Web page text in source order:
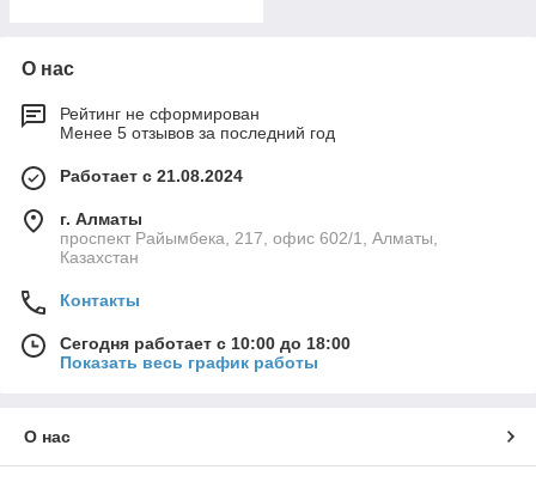
О нас
Рейтинг не сформирован
Менее 5 отзывов за последний год
Работает с 21.08.2024
г. Алматы
проспект Райымбека, 217, офис 602/1, Алматы,
Казахстан
Контакты
Сегодня работает с 10:00 до 18:00
Показать весь график работы
О нас